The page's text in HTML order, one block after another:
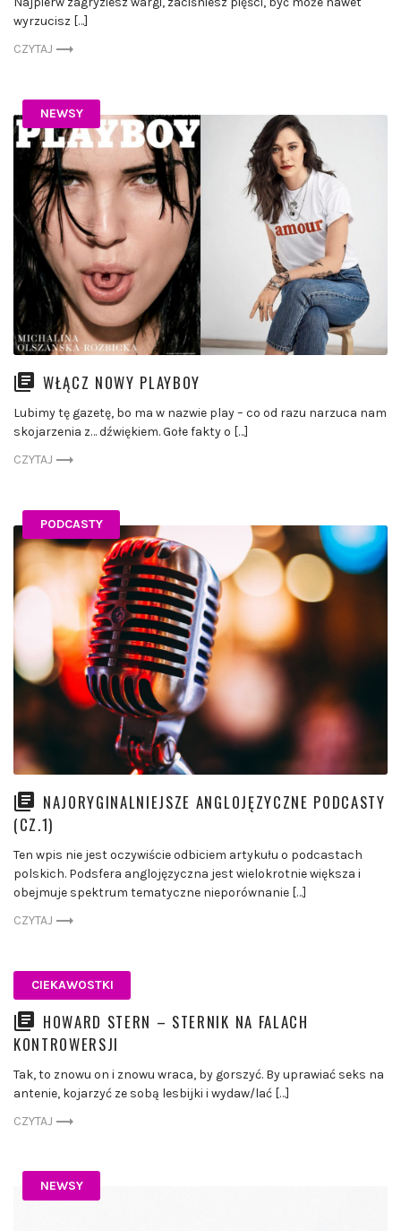
wyrzucisz […]
CZYTAJ
NEWSY
WŁĄCZ NOWY PLAYBOY
Lubimy tę gazetę, bo ma w nazwie play – co od razu narzuca nam
skojarzenia z… dźwiękiem. Gołe fakty o […]
CZYTAJ
PODCASTY
NAJORYGINALNIEJSZE ANGLOJĘZYCZNE PODCASTY
(CZ.1)
Ten wpis nie jest oczywiście odbiciem artykułu o podcastach
polskich. Podsfera anglojęzyczna jest wielokrotnie większa i
obejmuje spektrum tematyczne nieporównanie […]
CZYTAJ
CIEKAWOSTKI
HOWARD STERN – STERNIK NA FALACH
KONTROWERSJI
Tak, to znowu on i znowu wraca, by gorszyć. By uprawiać seks na
antenie, kojarzyć ze sobą lesbijki i wydaw/lać […]
CZYTAJ
NEWSY